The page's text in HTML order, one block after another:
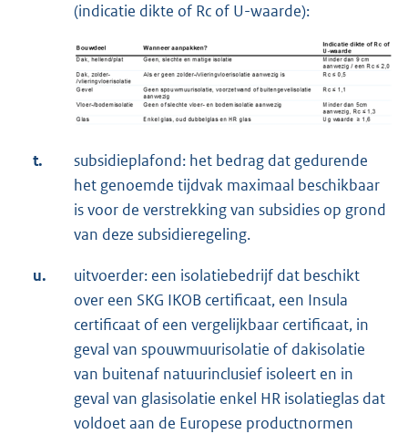
(indicatie dikte of Rc of U-waarde):
t.
subsidieplafond: het bedrag dat gedurende
het genoemde tijdvak maximaal beschikbaar
is voor de verstrekking van subsidies op grond
van deze subsidieregeling.
u.
uitvoerder: een isolatiebedrijf dat beschikt
over een SKG IKOB certificaat, een Insula
certificaat of een vergelijkbaar certificaat, in
geval van spouwmuurisolatie of dakisolatie
van buitenaf natuurinclusief isoleert en in
geval van glasisolatie enkel HR isolatieglas dat
voldoet aan de Europese productnormen